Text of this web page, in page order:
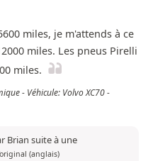
miles, je m'attends à ce
miles. Les pneus Pirelli
miles.
- Véhicule: Volvo XC70 -
Brian suite à une
(anglais)